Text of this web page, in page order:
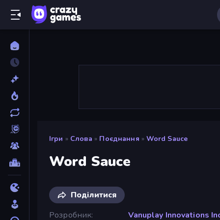
Ігри » Слова » Поєднання » Word Sauce
Word Sauce
Поділитися
Розробник
Vanuplay Innovations